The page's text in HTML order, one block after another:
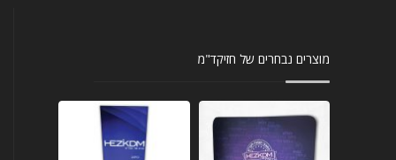
מוצרים נבחרים של חזיקד"מ